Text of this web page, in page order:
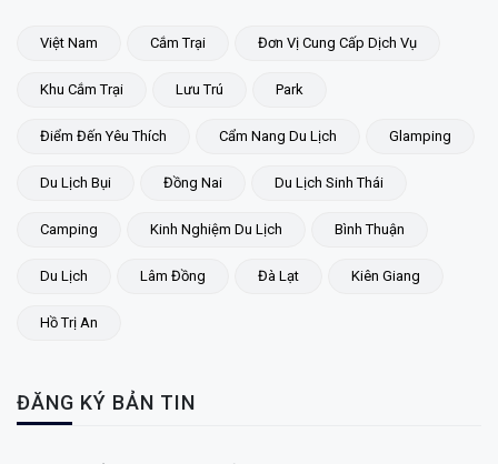
Việt Nam Cắm Trại Đơn Vị Cung Cấp Dịch Vụ
Khu Cắm Trại Lưu Trú Park
Điểm Đến Yêu Thích Cẩm Nang Du Lịch Glamping
Du Lịch Bụi Đồng Nai Du Lịch Sinh Thái
Camping Kinh Nghiệm Du Lịch Bình Thuận
Du Lịch Lâm Đồng Đà Lạt Kiên Giang
Hồ Trị An
ĐĂNG KÝ BẢN TIN